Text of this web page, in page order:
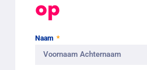
op
Naam